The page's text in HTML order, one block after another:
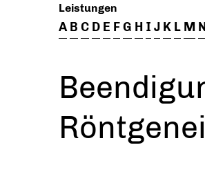
Leistungen
A B C D E FG H I J K L M